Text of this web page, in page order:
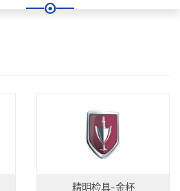
精明检具-金杯